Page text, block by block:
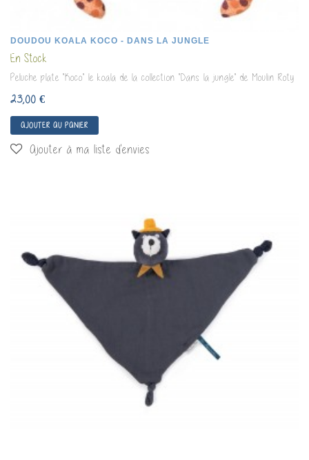
DOUDOU KOALA KOCO - DANS LA JUNGLE
En Stock
Peluche plate "Koco" le koala de la collection "Dans la jungle" de Moulin Roty
23,00 €
AJOUTER AU PANIER
Ajouter à ma liste d'envies